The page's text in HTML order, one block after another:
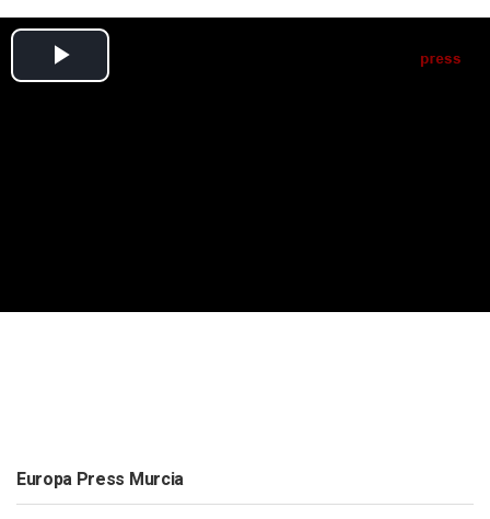
Europa Press Murcia